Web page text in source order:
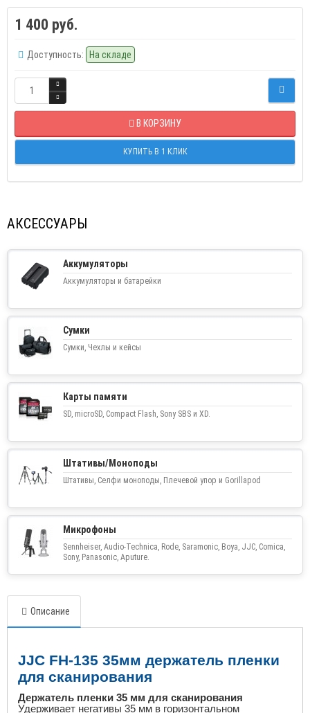
1 400 руб.
Доступность: На складе
В КОРЗИНУ
КУПИТЬ В 1 КЛИК
АКСЕССУАРЫ
Аккумуляторы
Аккумуляторы и батарейки
Сумки
Сумки, Чехлы и кейсы
Карты памяти
SD, microSD, Compact Flash, Sony SBS и XD.
Штативы/Моноподы
Штативы, Селфи моноподы, Плечевой упор и Gorillapod
Микрофоны
Sennheiser, Audio-Technica, Rode, Saramonic, Boya, JJC, Comica,
Sony, Panasonic, Aputure.
Описание
JJC FH-135 35мм держатель пленки
для сканирования
Держатель пленки 35 мм для сканирования
Удерживает негативы 35 мм в горизонтальном